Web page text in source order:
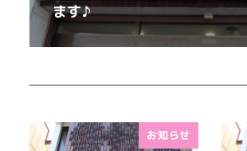
ます♪
お知らせ